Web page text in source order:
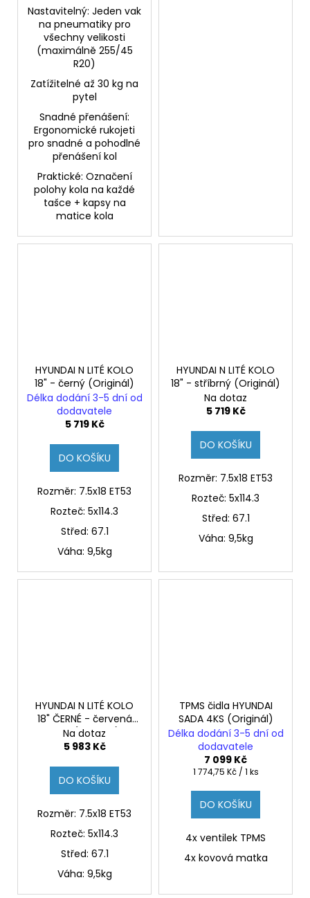
Nastavitelný: Jeden vak
na pneumatiky pro
všechny velikosti
(maximálně 255/45
R20)
Zatížitelné až 30 kg na
pytel
Snadné přenášení:
Ergonomické rukojeti
pro snadné a pohodlné
přenášení kol
Praktické: Označení
polohy kola na každé
tašce + kapsy na
matice kola
HYUNDAI N LITÉ KOLO
18" - černý (Originál)
Délka dodání 3-5 dní od
dodavatele
5 719 Kč
DO KOŠÍKU
Rozměr: 7.5x18 ET53
Rozteč: 5x114.3
Střed: 67.1
Váha: 9,5kg
HYUNDAI N LITÉ KOLO
18" - stříbrný (Originál)
Na dotaz
5 719 Kč
DO KOŠÍKU
Rozměr: 7.5x18 ET53
Rozteč: 5x114.3
Střed: 67.1
Váha: 9,5kg
HYUNDAI N LITÉ KOLO
18" ČERNÉ - červená
linka (Originál)
Na dotaz
5 983 Kč
DO KOŠÍKU
Rozměr: 7.5x18 ET53
Rozteč: 5x114.3
Střed: 67.1
Váha: 9,5kg
TPMS čidla HYUNDAI
SADA 4KS (Originál)
Délka dodání 3-5 dní od
dodavatele
7 099 Kč
Měrná
1 774,75 Kč / 1 ks
DO KOŠÍKU
4x ventilek TPMS
4x kovová matka